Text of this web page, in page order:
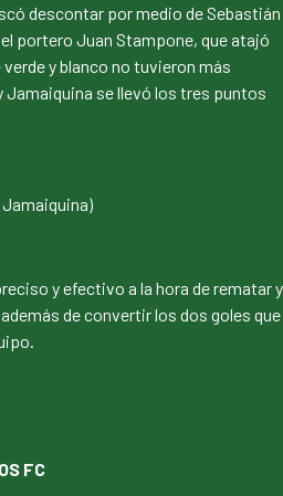
descontar por medio de Sebastián
portero Juan Stampone, que atajó
y blanco no tuvieron más
se llevó los tres puntos
y efectivo a la hora de rematar y
de convertir los dos goles que
FC